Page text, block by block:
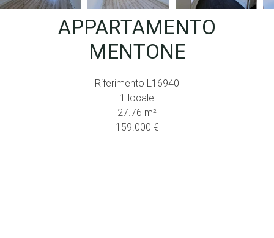
APPARTAMENTO
MENTONE
Riferimento L16940
1 locale
27.76 m²
159.000 €